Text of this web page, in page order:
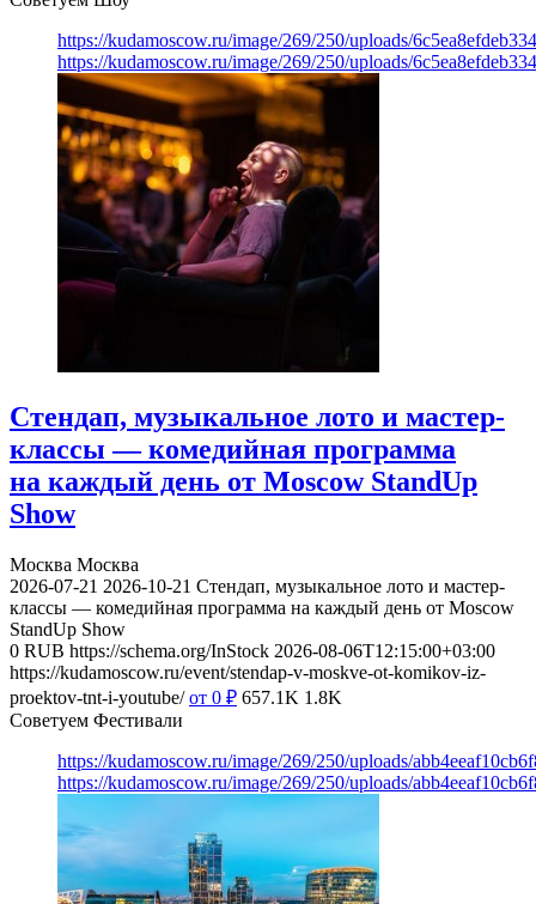
https://kudamoscow.ru/image/269/250/uploads/
https://kudamoscow.ru/image/269/250/uploads/
Стендап, музыкальное лото и мастер-
классы — комедийная программа
на каждый день от Moscow StandUp
Show
Москва Москва
2026-07-21 2026-10-21 Стендап, музыкальное лото и мастер-
классы — комедийная программа на каждый день от Moscow
StandUp Show
0 RUB https://schema.org/InStock 2026-08-06T12:15:00+03:00
https://kudamoscow.ru/event/stendap-v-moskve-ot-komikov-iz-
proektov-tnt-i-youtube/ от 0 ₽ 657.1K 1.8K
Советуем Фестивали
https://kudamoscow.ru/image/269/250/uploads/
https://kudamoscow.ru/image/269/250/uploads/